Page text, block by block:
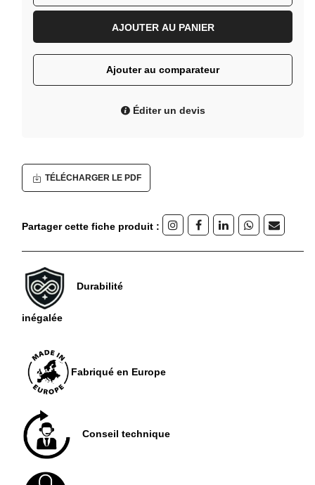
AJOUTER AU PANIER
Ajouter au comparateur
Éditer un devis
TÉLÉCHARGER LE PDF
Partager cette fiche produit :
Durabilité
inégalée
Fabriqué en Europe
Conseil technique